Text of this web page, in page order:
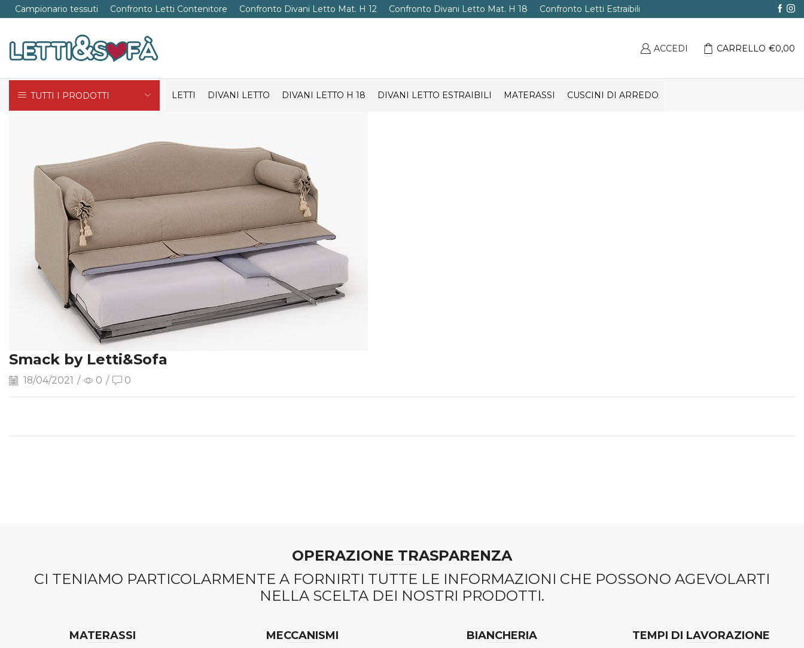
Campionario tessuti Confronto Letti Contenitore Confronto Divani Letto Mat. H 12 Confronto Divani Letto Mat. H 18 Confronto Letti Estraibili
ACCEDI CARRELLO €0,00
TUTTI I PRODOTTI LETTI DIVANI LETTO DIVANI LETTO H 18 DIVANI LETTO ESTRAIBILI MATERASSI CUSCINI DI ARREDO
Smack by Letti&Sofa
18/04/2021 / 0 / 0
OPERAZIONE TRASPARENZA
CI TENIAMO PARTICOLARMENTE A FORNIRTI TUTTE LE INFORMAZIONI CHE POSSONO AGEVOLARTI
NELLA SCELTA DEI NOSTRI PRODOTTI.
MATERASSI MECCANISMI BIANCHERIA TEMPI DI LAVORAZIONE